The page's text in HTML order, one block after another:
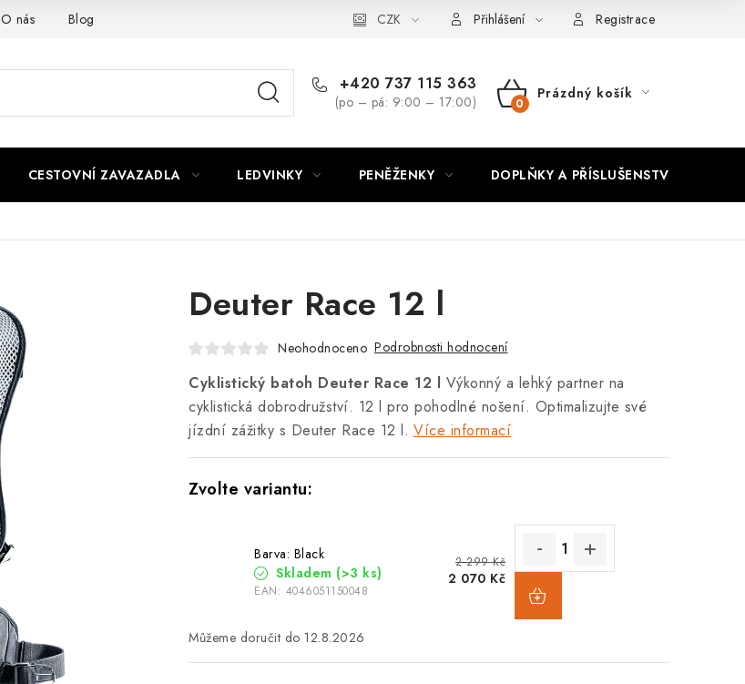
O nás Blog CZK Přihlášení Registrace
+420 737 115 363
(po – pá: 9:00 – 17:00)
NÁKUPNÍ
Prázdný košík
CESTOVNÍ ZAVAZADLA LEDVINKY PENĚŽENKY DOPLŇKY A PŘÍSLUŠENSTVÍ
Deuter Race 12 l
Neohodnoceno Podrobnosti hodnocení
Cyklistický batoh Deuter Race 12 l Výkonný a lehký partner na
cyklistická dobrodružství. 12 l pro pohodlné nošení. Optimalizujte své
jízdní zážitky s Deuter Race 12 l. Více informací
Barva: Black
Skladem (>3 ks)
EAN: 4046051150048
2 299 Kč
2 070 Kč
12.8.2026